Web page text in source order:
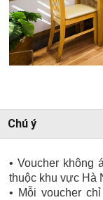
Chú ý
• Voucher không
thuộc khu vực Hà
• Mỗi voucher